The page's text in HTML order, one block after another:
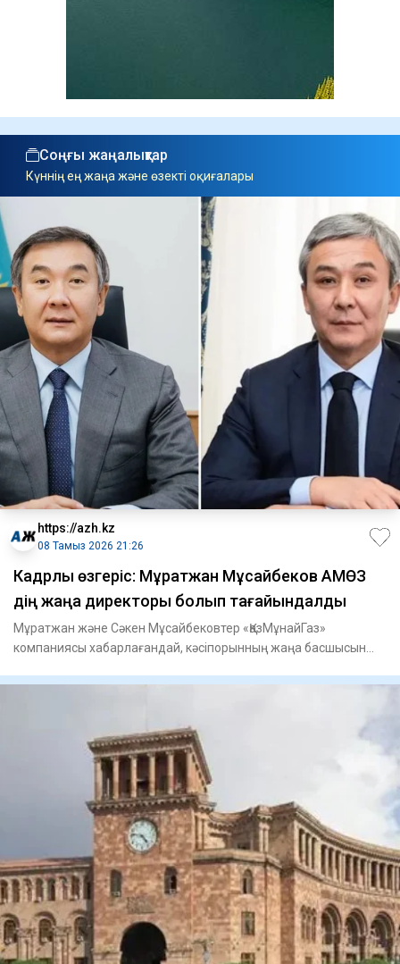
Соңғы жаңалықтар
Күннің ең жаңа және өзекті оқиғалары
https://azh.kz
08 Тамыз 2026 21:26
Кадрлық өзгеріс: Мұратжан Мұсайбеков АМӨЗ
дің жаңа директоры болып ​тағайындалды
Мұратжан және Сәкен Мұсайбековтер «ҚазМұнайГаз»
компаниясы хабарлағандай, кәсіпорынның жаңа басшысын